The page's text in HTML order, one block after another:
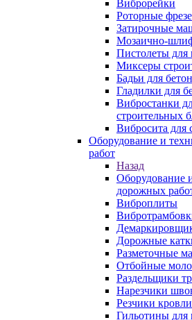
Виброрейки
Роторные
Затирочные
Мозаично-
Пистолеты для
Миксеры
Бадьи для
Гладилки для
Вибростанки
строительных
Вибросита для
Оборудование и
работ
Назад
Оборудование
дорожных
Виброплиты
Дорожные
Разметочные
Отбойные
Раздельщики
Нарезчики
Резчики кровли
Гильотины для